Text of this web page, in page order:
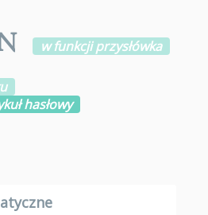
w funkcji przysłówka
hasłowy